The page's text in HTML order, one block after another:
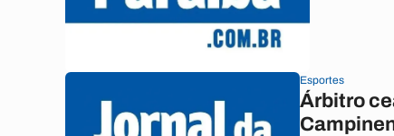
Esportes
Árbitro